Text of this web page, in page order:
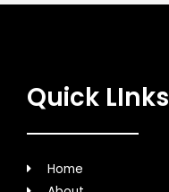
Quick LInks
Home